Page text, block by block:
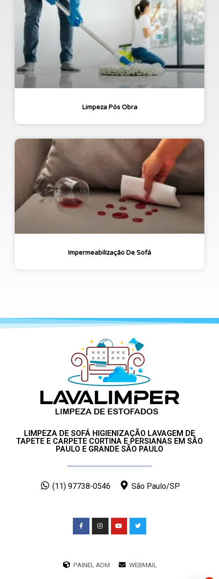
Limpeza Pós Obra
Impermeabilização De Sofá
LIMPEZA DE SOFÁ HIGIENIZAÇÃO LAVAGEM DE
TAPETE E CARPETE CORTINA E PERSIANAS EM SÃO
PAULO E GRANDE SÃO PAULO
(11) 97738-0546 São Paulo/SP
PAINEL ADM WEBMAIL